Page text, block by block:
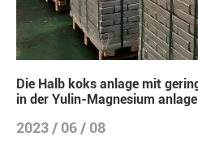
Die Halb koks anlage mit
in der Yulin-Magnesium
2023 / 06 / 08